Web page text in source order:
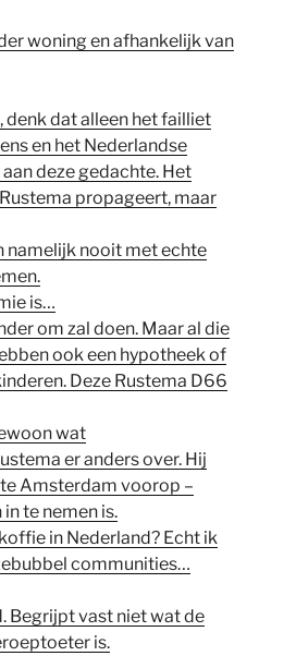
woning en afhankelijk van
denk dat alleen het failliet
en het Nederlandse
deze gedachte. Het
propageert, maar
namelijk nooit met echte
is…
om zal doen. Maar al die
ook een hypotheek of
Deze Rustema D66
wat
er anders over. Hij
Amsterdam voorop –
te nemen is.
in Nederland? Echt ik
communities…
Begrijpt vast niet wat de
is.